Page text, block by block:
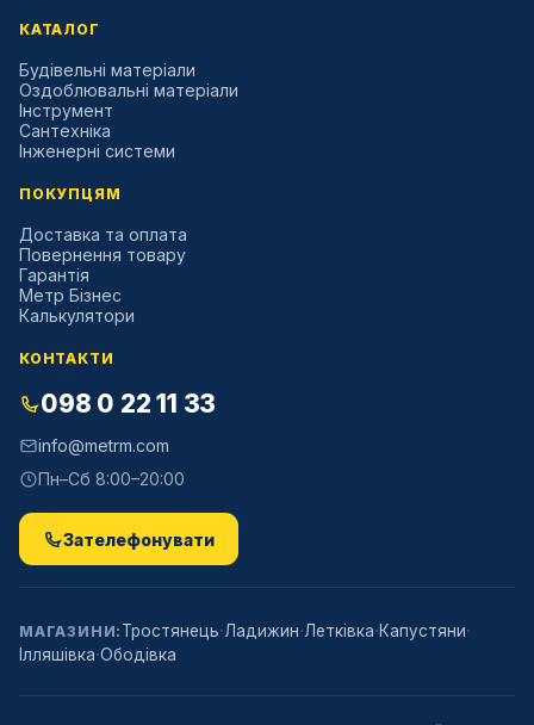
КАТАЛОГ
Будівельні матеріали
Оздоблювальні матеріали
Інструмент
Сантехніка
Інженерні системи
ПОКУПЦЯМ
Доставка та оплата
Повернення товару
Гарантія
Метр Бізнес
Калькулятори
КОНТАКТИ
098 0 22 11 33
info@metrm.com
Пн–Сб 8:00–20:00
Зателефонувати
МАГАЗИНИ: Тростянець·Ладижин·Летківка·Капустяни·
Ілляшівка·Ободівка